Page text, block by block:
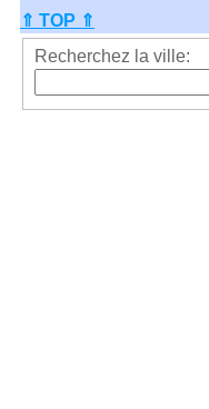
⇑ TOP ⇑
Recherchez la ville: